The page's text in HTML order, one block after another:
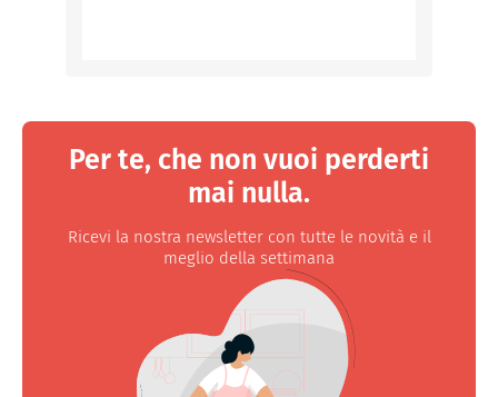
Per te, che non vuoi perderti
mai nulla.
Ricevi la nostra newsletter con tutte le novità e il
meglio della settimana